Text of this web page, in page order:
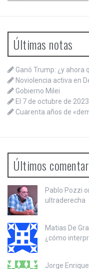
Últimas notas
Ganó Trump: ¿y ahora
Noviolencia activa en
Gobierno Milei
El 7 de octubre de
Cuarenta años de
Últimos
Pablo Pozzi
ultraderecha
Matias De
¿cómo
Jorge